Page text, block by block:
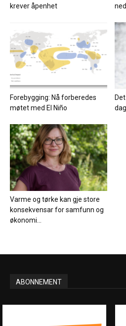
krever åpenhet
Forebygging: Nå forberedes
møtet med El Niño
Varme og tørke kan gje store
konsekvensar for samfunn og
økonomi...
ABONNEMENT